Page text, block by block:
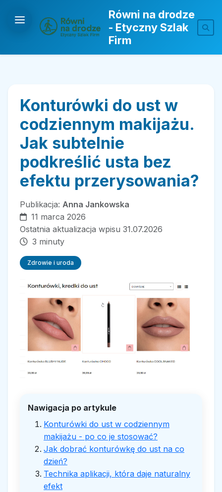
Równi na drodze
- Etyczny Szlak
Firm
Konturówki do ust w
codziennym makijażu.
Jak subtelnie
podkreślić usta bez
efektu przerysowania?
Publikacja: Anna Jankowska
11 marca 2026
Ostatnia aktualizacja wpisu 31.07.2026
3 minuty
Zdrowie i uroda
Nawigacja po artykule
Konturówki do ust w codziennym
makijażu - po co je stosować?
Jak dobrać konturówkę do ust na co
dzień?
Technika aplikacji, która daje naturalny
efekt